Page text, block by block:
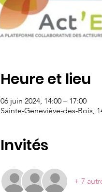
Heure et lieu
06 juin 2024, 14:00 – 17:00
Sainte-Geneviève-des-Bois,
Invités
+ 7